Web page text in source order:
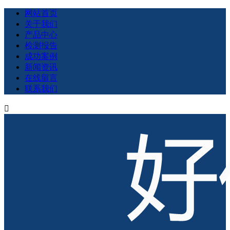
网站首页
关于我们
产品中心
检测报告
成功案例
新闻资讯
在线留言
联系我们
